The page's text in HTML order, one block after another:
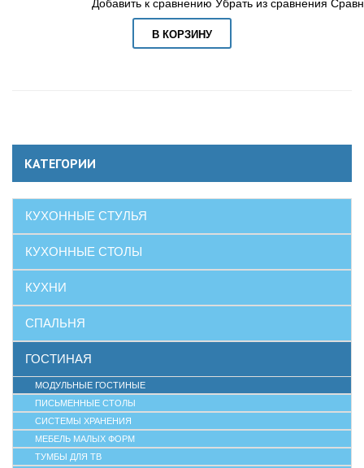
Добавить к сравнению Убрать из сравнения
В КОРЗИНУ
КАТЕГОРИИ
КУХОННЫЕ СТУЛЬЯ
КУХОННЫЕ СТОЛЫ
КУХНИ
СПАЛЬНЯ
ГОСТИНАЯ
МОДУЛЬНЫЕ ГОСТИНЫЕ
ПИСЬМЕННЫЕ СТОЛЫ
СИСТЕМЫ ХРАНЕНИЯ
МЕБЕЛЬ МАЛЫХ ФОРМ
ТУМБЫ ДЛЯ ТВ